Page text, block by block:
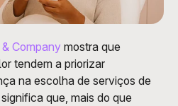
Company mostra que
tendem a priorizar
na escolha de serviços de
que, mais do que